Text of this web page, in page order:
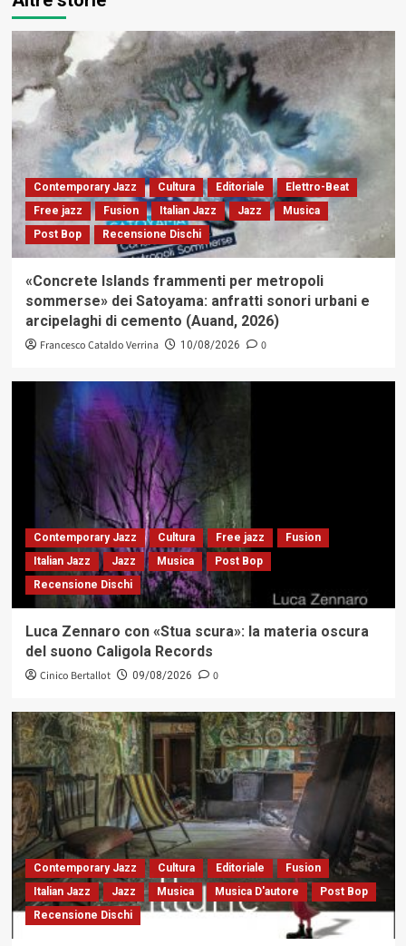
Contemporary Jazz Cultura Editoriale
Elettro-Beat
Free jazz
Fusion Italian Jazz Jazz
Musica
Post Bop
Recensione Dischi
«Concrete Islands frammenti per metropoli
sommerse» dei Satoyama: anfratti sonori urbani e
arcipelaghi di cemento (Auand, 2026)
Francesco Cataldo Verrina 10/08/2026 0
Contemporary Jazz Cultura Free jazz
Fusion
Italian Jazz
Jazz Musica
Post Bop
Recensione Dischi
Luca Zennaro con «Stua scura»: la materia oscura
del suono Caligola Records
Cinico Bertallot 09/08/2026 0
Contemporary Jazz Cultura Editoriale
Fusion
Italian Jazz
Jazz Musica Musica D'autore
Post Bop
Recensione Dischi